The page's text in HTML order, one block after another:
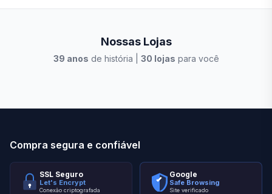
Nossas Lojas
39 anos de história | 30 lojas para você
Compra segura e confiável
SSL Seguro
Let's Encrypt
Conexão criptografada
Google
Safe Browsing
Site verificado